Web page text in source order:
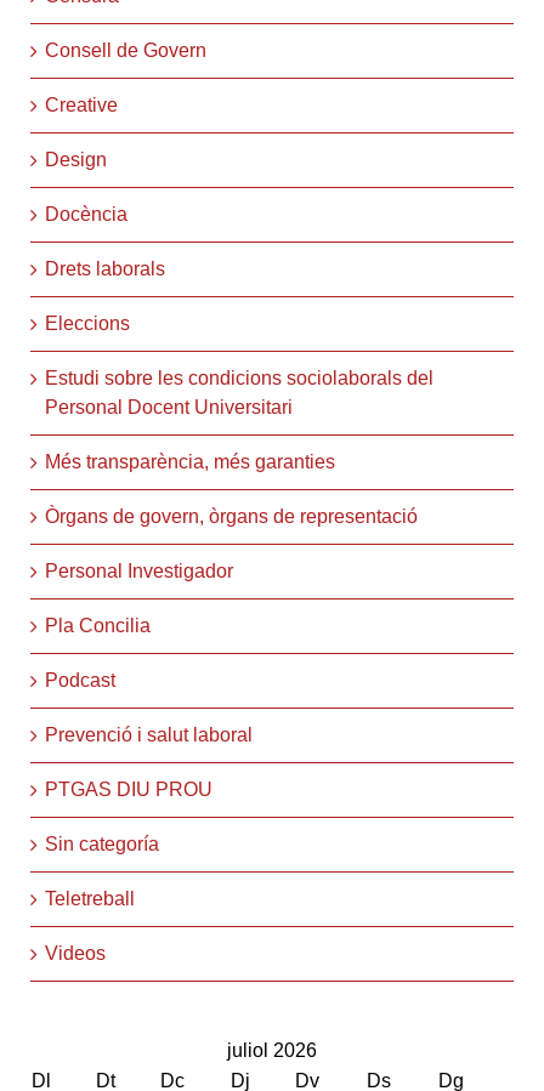
Consell de Govern
Creative
Design
Docència
Drets laborals
Eleccions
Estudi sobre les condicions sociolaborals del
Personal Docent Universitari
Més transparència, més garanties
Òrgans de govern, òrgans de representació
Personal Investigador
Pla Concilia
Podcast
Prevenció i salut laboral
PTGAS DIU PROU
Sin categoría
Teletreball
Videos
juliol 2026
Dl
Dt Dc Dj Dv Ds Dg